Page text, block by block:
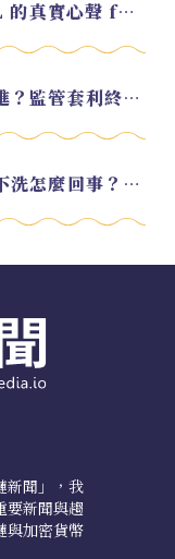
EP.219 從銀行高管轉職幣圈 KOL 的真實心聲 feat.龜大
EP.217 美元穩定幣未來會如何演進？監管套利終將收斂？feat. 研究員 余哲安
EP.213 川普大攪局：袋鼠市上沖下洗怎麼回事？feat. Alvin
新聞」，我
要新聞與趨
與加密貨幣